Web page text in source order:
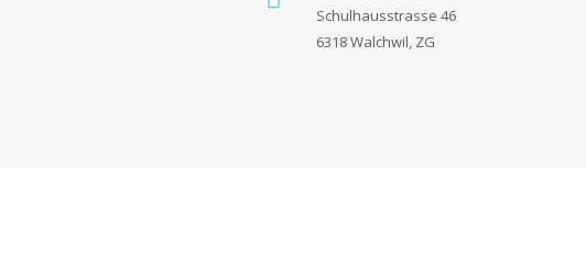
Schulhausstrasse 46
6318 Walchwil, ZG